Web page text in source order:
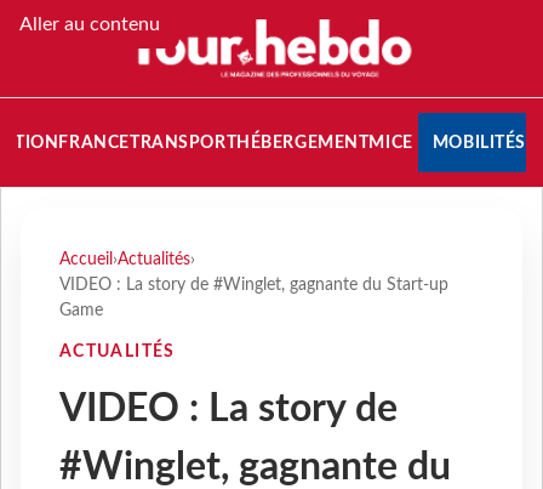
Aller au contenu
FRANCETRANSPORT HÉBERGEMENTMICE MOBILITÉS
Accueil ›Actualités›
VIDEO : La story de #Winglet, gagnante du Start-up
Game
ACTUALITÉS
VIDEO : La story de
#Winglet, gagnante du